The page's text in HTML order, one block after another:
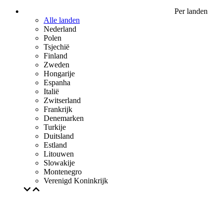
Per landen
Alle landen
Nederland
Polen
Tsjechië
Finland
Zweden
Hongarije
Espanha
Italië
Zwitserland
Frankrijk
Denemarken
Turkije
Duitsland
Estland
Litouwen
Slowakije
Montenegro
Verenigd Koninkrijk